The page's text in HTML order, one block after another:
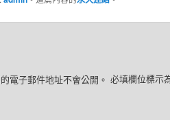
電子郵件地址不會公開。 必填欄位標示